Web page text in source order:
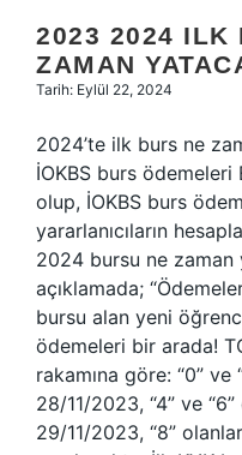
2023 2024 ILK
ZAMAN
Tarih: Eylül 22, 2024
2024’te ilk burs ne
İOKBS burs ödemeleri
olup, İOKBS burs
yararlanıcıların
2024 bursu ne zaman
açıklamada;
bursu alan yeni
ödemeleri bir arada!
rakamına göre: “0” ve
28/11/2023, “4” ve
29/11/2023, “8”